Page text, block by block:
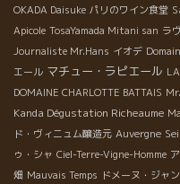
OKADA Daisuke パリのワイン食堂
Apicole TosaYamada Mitani san ラ
Journaliste Mr.Hans イオデ
エール マチュー・ラピエール
DOMAINE CHARLOTTE BATTAIS
Kanda Dégustation Richeaume
ド・ヴィニュム醸造元 Auvergne
ゥ・シャ Ciel-Terre-Vigne-Homme
畑 Mauvais Temps ドメーヌ・ジャ